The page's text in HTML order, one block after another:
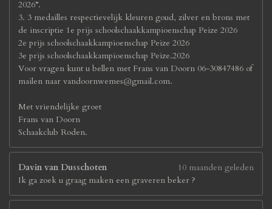
2026”.
3. 3 medailles respectievelijk kleuren goud, zilver en brons met
de inscriptie 1e prijs schoolschaakkampioenschap Peize 2026
2e prijs schoolschaakkampioenschap Peize 2026
3e prijs schoolschaakkampioenschap Peize.2026
Voor vragen kunt u bellen met Frans van Doorn 06-30847486 of
mailen naar vandoornwemes@gmail.com.
Met vriendelijke groet
Frans van Doorn
Schaakclub Roden.
Davin van Dusschoten
10 maanden geleden
Ik ga zoek u graag maken een graveren beker ?